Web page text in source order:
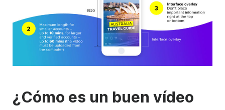
¿Cómo es un buen vídeo